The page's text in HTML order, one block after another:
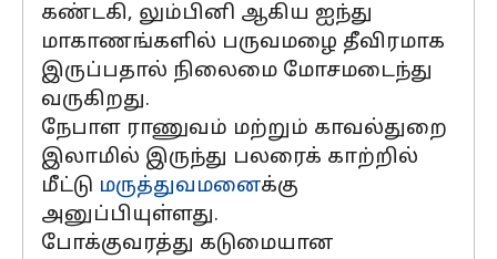
கண்டகி, லும்பினி ஆகிய ஐந்து
மாகாணங்களில் பருவமழை தீவிரமாக
இருப்பதால் நிலைமை மோசமடைந்து
வருகிறது.
நேபாள ராணுவம் மற்றும் காவல்துறை
இலாமில் இருந்து பலரைக் காற்றில்
மீட்டு மருத்துவமனைக்கு
அனுப்பியுள்ளது.
போக்குவரத்து கடுமையான